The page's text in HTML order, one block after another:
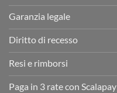
Garanzia legale
Diritto di recesso
Resi e rimborsi
Paga in 3 rate con Scalapay